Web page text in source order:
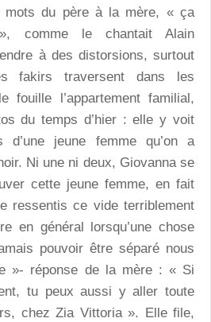
mots du père à la mère, « ça
comme le chantait Alain
à des distorsions, surtout
fakirs traversent dans les
l’appartement familial,
du temps d’hier : elle y voit
jeune femme qu’on a
Ni une ni deux, Giovanna se
cette jeune femme, en fait
ressentis ce vide terriblement
en général lorsqu’une chose
pouvoir être séparé nous
»- réponse de la mère : « Si
tu peux aussi y aller toute
chez Zia Vittoria ». Elle file,